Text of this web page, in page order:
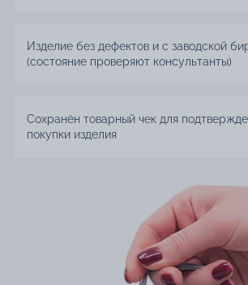
Изделие без дефектов и с заводской
(состояние проверяют консультанты)
Сохранён товарный чек для
покупки изделия